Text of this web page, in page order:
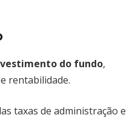
do fundo,
rentabilidade.
taxas de administração e